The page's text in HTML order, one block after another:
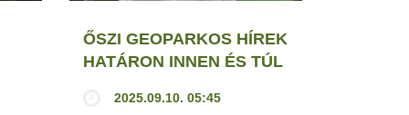
ŐSZI GEOPARKOS HÍREK
HATÁRON INNEN ÉS TÚL
2025.09.10. 05:45